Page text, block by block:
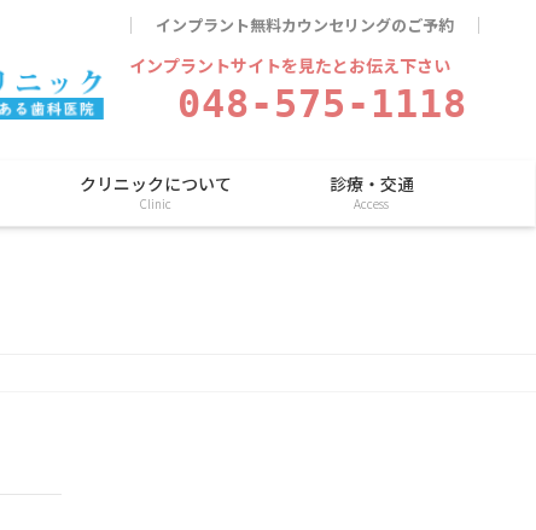
インプラント無料カウンセリングのご予約
インプラントサイトを見たとお伝え下さい
048-575-1118
クリニックについて
Clinic
診療・交通
Access